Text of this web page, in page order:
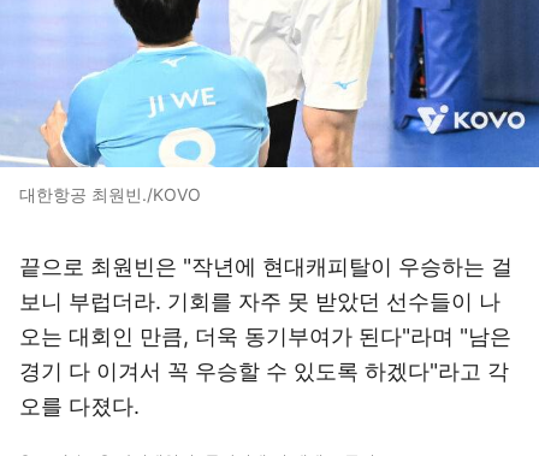
대한항공 최원빈./KOVO
끝으로 최원빈은 "작년에 현대캐피탈이 우승하는 걸
보니 부럽더라. 기회를 자주 못 받았던 선수들이 나
오는 대회인 만큼, 더욱 동기부여가 된다"라며 "남은
경기 다 이겨서 꼭 우승할 수 있도록 하겠다"라고 각
오를 다졌다.